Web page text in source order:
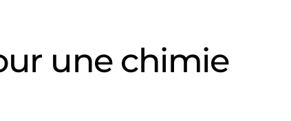
une chimie